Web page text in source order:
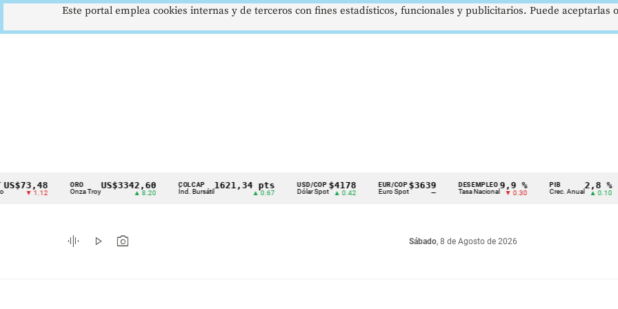
Cintillo
indicadores
económicos
1.12
ORO
Onza Troy
US$3342,60 COLCAP
Índ. Bursátil
1621,34 pts USD/COP
Dólar Spot
$4178
▲ 0.42
EUR/COP
Euro Spot
$3639
—
DESEMPLEO
Tasa Nacional
9,9 %
▼ 0.30
PIB
Crec. Anual
2,8 %
▲ 0.10
TRM
graphic_eq play_arrow photo_camera Sábado, 8 de Agosto de 2026
Este portal emplea cookies internas y de terceros con fines estadísticos, funcionales y publicitarios. Puede aceptarlas